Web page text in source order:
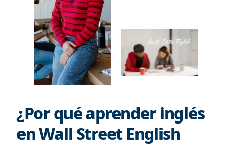
¿Por qué aprender inglés
en Wall Street English